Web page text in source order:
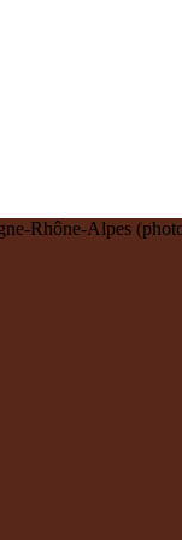
Rhône-Alpes